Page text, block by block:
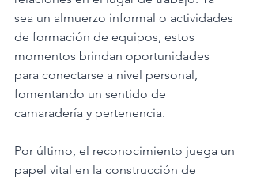
sea un almuerzo informal o actividades
de formación de equipos, estos
momentos brindan oportunidades
para conectarse a nivel personal,
fomentando un sentido de
camaradería y pertenencia.
Por último, el reconocimiento juega un
papel vital en la construcción de